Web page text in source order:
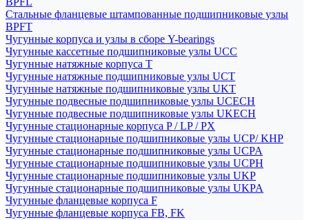
Стальные фланцевые штампованные подшипниковые узлы
BPFT
Чугунные корпуса и узлы в сборе Y-bearings
Чугунные кассетные подшипниковые узлы UCC
Чугунные натяжные корпуса T
Чугунные натяжные подшипниковые узлы UCT
Чугунные натяжные подшипниковые узлы UKT
Чугунные подвесные подшипниковые узлы UCECH
Чугунные подвесные подшипниковые узлы UKECH
Чугунные стационарные корпуса P / LP / PX
Чугунные стационарные подшипниковые узлы UCP/ KHP
Чугунные стационарные подшипниковые узлы UCPA
Чугунные стационарные подшипниковые узлы UCPH
Чугунные стационарные подшипниковые узлы UKP
Чугунные стационарные подшипниковые узлы UKPA
Чугунные фланцевые корпуса F
Чугунные фланцевые корпуса FB, FK